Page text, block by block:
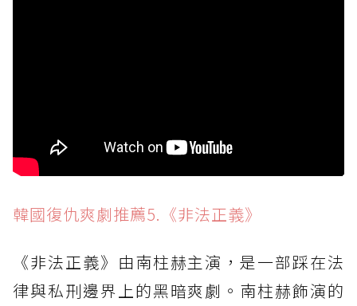
韓國復仇爽劇推薦5.《非法正義》
《非法正義》由南柱赫主演，是一部踩在法
律與私刑邊界上的黑暗爽劇。南柱赫飾演的